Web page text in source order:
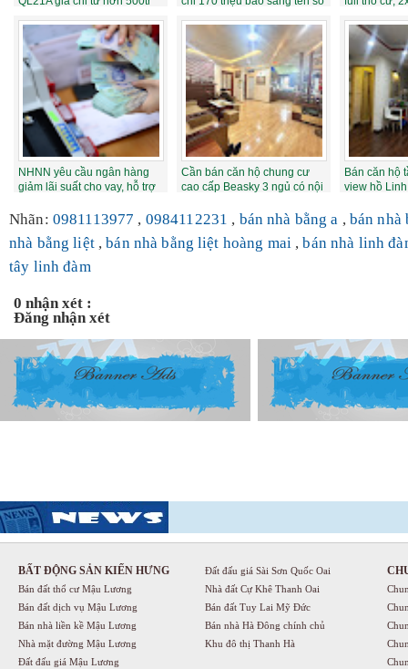
NHNN yêu cầu ngân hàng
giảm lãi suất cho vay, hỗ trợ
Cần bán căn hộ chung cư
cao cấp Beasky 3 ngủ có nội
Bán căn hộ
view hồ
Nhãn: 0981113977 , 0984112231 , bán nhà bằng a , bán nhà
nhà bằng liệt ,bán nhà bằng liệt hoàng mai ,bán nhà linh
tây linh đàm
0 nhận xét :
Đăng nhận xét
BẤT ĐỘNG SẢN KIẾN HƯNG
Bán đất thổ cư Mậu Lương
Bán đất dịch vụ Mậu Lương
Bán nhà liền kề Mậu Lương
Nhà mặt đường Mậu Lương
Đất đấu giá Mậu Lương
Đất đấu giá Sài Sơn Quốc Oai
Nhà đất Cự Khê Thanh Oai
Bán đất Tuy Lai Mỹ Đức
Bán nhà Hà Đông chính chủ
Khu đô thị Thanh Hà